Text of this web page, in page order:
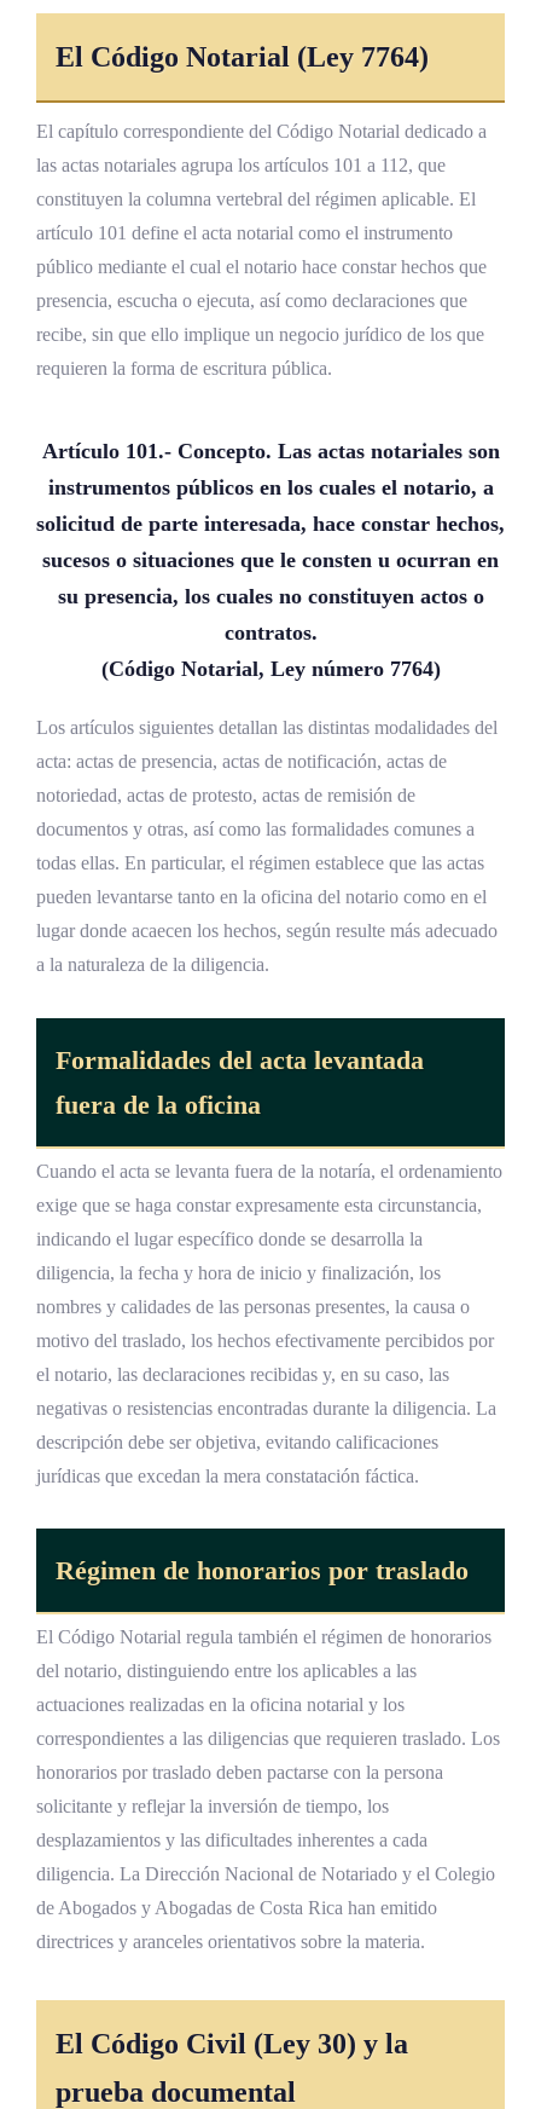
El Código Notarial (Ley 7764)
El capítulo correspondiente del Código Notarial dedicado a
las actas notariales agrupa los artículos 101 a 112, que
constituyen la columna vertebral del régimen aplicable. El
artículo 101 define el acta notarial como el instrumento
público mediante el cual el notario hace constar hechos que
presencia, escucha o ejecuta, así como declaraciones que
recibe, sin que ello implique un negocio jurídico de los que
requieren la forma de escritura pública.
Artículo 101.- Concepto. Las actas notariales son
instrumentos públicos en los cuales el notario, a
solicitud de parte interesada, hace constar hechos,
sucesos o situaciones que le consten u ocurran en
su presencia, los cuales no constituyen actos o
contratos.
(Código Notarial, Ley número 7764)
Los artículos siguientes detallan las distintas modalidades del
acta: actas de presencia, actas de notificación, actas de
notoriedad, actas de protesto, actas de remisión de
documentos y otras, así como las formalidades comunes a
todas ellas. En particular, el régimen establece que las actas
pueden levantarse tanto en la oficina del notario como en el
lugar donde acaecen los hechos, según resulte más adecuado
a la naturaleza de la diligencia.
Formalidades del acta levantada
fuera de la oficina
Cuando el acta se levanta fuera de la notaría, el ordenamiento
exige que se haga constar expresamente esta circunstancia,
indicando el lugar específico donde se desarrolla la
diligencia, la fecha y hora de inicio y finalización, los
nombres y calidades de las personas presentes, la causa o
motivo del traslado, los hechos efectivamente percibidos por
el notario, las declaraciones recibidas y, en su caso, las
negativas o resistencias encontradas durante la diligencia. La
descripción debe ser objetiva, evitando calificaciones
jurídicas que excedan la mera constatación fáctica.
Régimen de honorarios por traslado
El Código Notarial regula también el régimen de honorarios
del notario, distinguiendo entre los aplicables a las
actuaciones realizadas en la oficina notarial y los
correspondientes a las diligencias que requieren traslado. Los
honorarios por traslado deben pactarse con la persona
solicitante y reflejar la inversión de tiempo, los
desplazamientos y las dificultades inherentes a cada
diligencia. La Dirección Nacional de Notariado y el Colegio
de Abogados y Abogadas de Costa Rica han emitido
directrices y aranceles orientativos sobre la materia.
El Código Civil (Ley 30) y la
prueba documental